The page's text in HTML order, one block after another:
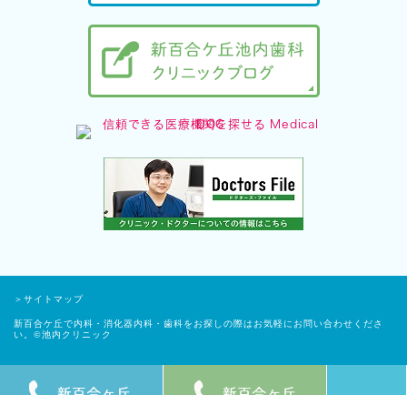
＞サイトマップ
新百合ケ丘で内科・消化器内科・歯科をお探しの際はお気軽にお問い合わせくださ
い。©池内クリニック